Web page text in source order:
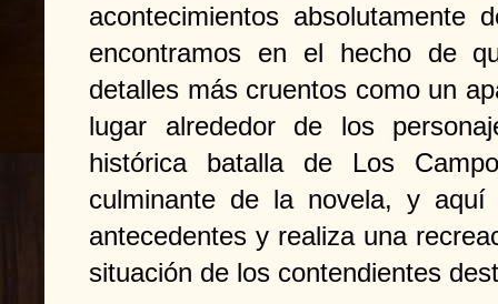
acontecimientos absolutamente
encontramos en el hecho de
detalles más cruentos como un
lugar alrededor de los
histórica batalla de Los
culminante de la novela, y
antecedentes y realiza una
situación de los contendientes